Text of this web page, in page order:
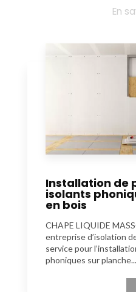
En
Installation de
isolants
en bois
CHAPE LIQUIDE
entreprise d’isolation
service pour
phoniques sur planche...